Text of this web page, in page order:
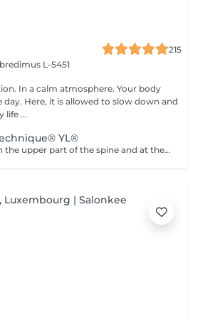
215
L-5451
In a calm atmosphere. Your body
Here, it is allowed to slow down and
life ...
YL®
Acupressure points in the upper part of the spine and at the base of the skull are stimulated with coordinated essential oils. It has a direct effect on our nervous system because it is carried out at the central canal of the nerve cords and the entry area into the brain. The oils have a balancing effect on the nerves and activate the parasympathetic nervous system, which is responsible for our regeneration and recovery. The nerve cells of the brain and upper spine become better networked, connected and activated, especially at the locus caeruleus and vagus nerve.